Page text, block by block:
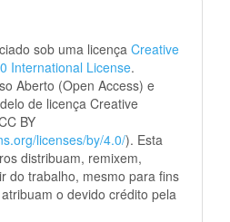
sob uma licença Creative
International License.
Aberto (Open Access) e
de licença Creative
BY
licenses/by/4.0/). Esta
distribuam, remixem,
do trabalho, mesmo para fins
o devido crédito pela